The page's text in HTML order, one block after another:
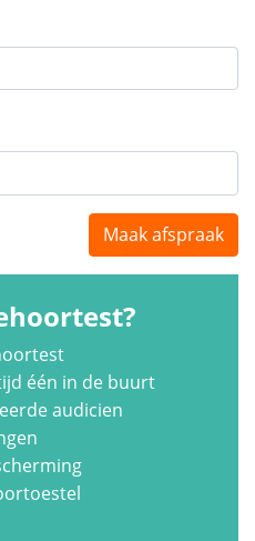
Maak afspraak
één in de buurt
audicien